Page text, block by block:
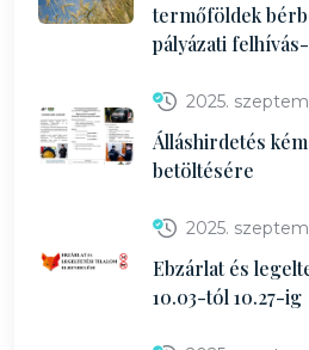
termőföldek
pályázati
2025.
Álláshirdetés
betöltésére
2025.
Ebzárlat és
10.03-tól 10.27-ig